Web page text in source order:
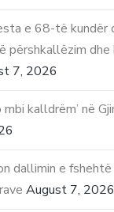
e 68-të kundër
përshkallëzim
7, 2026
mbi kalldrëm’ në
dallimin e
August 7, 2026